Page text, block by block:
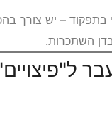
בתפקוד – יש צורך
השתכרות.